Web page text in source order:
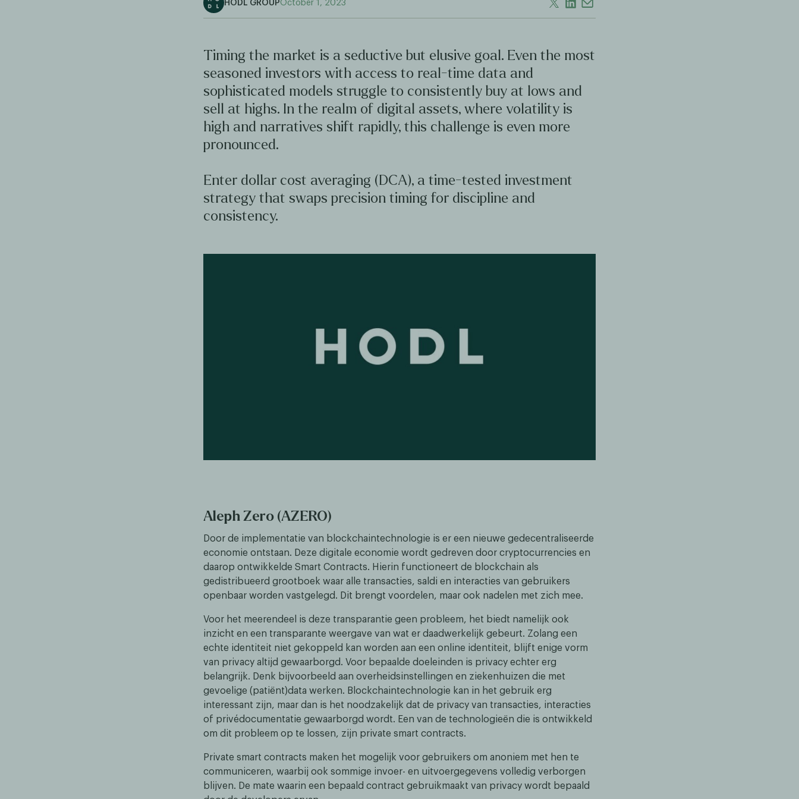
HODL GROUPOctober 1, 2023
Timing the market is a seductive but elusive goal. Even the most
seasoned investors with access to real-time data and
sophisticated models struggle to consistently buy at lows and
sell at highs. In the realm of digital assets, where volatility is
high and narratives shift rapidly, this challenge is even more
pronounced.
Enter dollar cost averaging (DCA), a time-tested investment
strategy that swaps precision timing for discipline and
consistency.
Aleph Zero (AZERO)
Door de implementatie van blockchaintechnologie is er een nieuwe gedecentraliseerde
economie ontstaan. Deze digitale economie wordt gedreven door cryptocurrencies en
daarop ontwikkelde Smart Contracts. Hierin functioneert de blockchain als
gedistribueerd grootboek waar alle transacties, saldi en interacties van gebruikers
openbaar worden vastgelegd. Dit brengt voordelen, maar ook nadelen met zich mee.
Voor het meerendeel is deze transparantie geen probleem, het biedt namelijk ook
inzicht en een transparante weergave van wat er daadwerkelijk gebeurt. Zolang een
echte identiteit niet gekoppeld kan worden aan een online identiteit, blijft enige vorm
van privacy altijd gewaarborgd. Voor bepaalde doeleinden is privacy echter erg
belangrijk. Denk bijvoorbeeld aan overheidsinstellingen en ziekenhuizen die met
gevoelige (patiënt)data werken. Blockchaintechnologie kan in het gebruik erg
interessant zijn, maar dan is het noodzakelijk dat de privacy van transacties, interacties
of privédocumentatie gewaarborgd wordt. Een van de technologieën die is ontwikkeld
om dit probleem op te lossen, zijn private smart contracts.
Private smart contracts maken het mogelijk voor gebruikers om anoniem met hen te
communiceren, waarbij ook sommige invoer- en uitvoergegevens volledig verborgen
blijven. De mate waarin een bepaald contract gebruikmaakt van privacy wordt bepaald